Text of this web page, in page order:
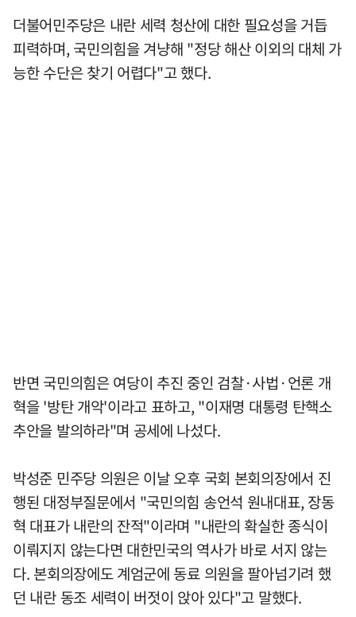
더불어민주당은 내란 세력 청산에 대한 필요성을 거듭
피력하며, 국민의힘을 겨냥해 "정당 해산 이외의 대체 가
능한 수단은 찾기 어렵다"고 했다.
반면 국민의힘은 여당이 추진 중인 검찰·사법·언론 개
혁을 '방탄 개악'이라고 표하고, "이재명 대통령 탄핵소
추안을 발의하라"며 공세에 나섰다.
박성준 민주당 의원은 이날 오후 국회 본회의장에서 진
행된 대정부질문에서 "국민의힘 송언석 원내대표, 장동
혁 대표가 내란의 잔적"이라며 "내란의 확실한 종식이
이뤄지지 않는다면 대한민국의 역사가 바로 서지 않는
다. 본회의장에도 계엄군에 동료 의원을 팔아넘기려 했
던 내란 동조 세력이 버젓이 앉아 있다"고 말했다.